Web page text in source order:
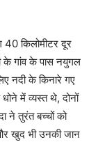
किलोमीटर दूर
के गांव के पास नयुगल
नदी के किनारे गए
में व्यस्त थे, दोनों
ने तुरंत बच्चों को
खुद भी उनकी जान